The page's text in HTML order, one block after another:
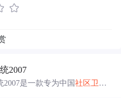
2007
2007是一款专为中国社区卫生